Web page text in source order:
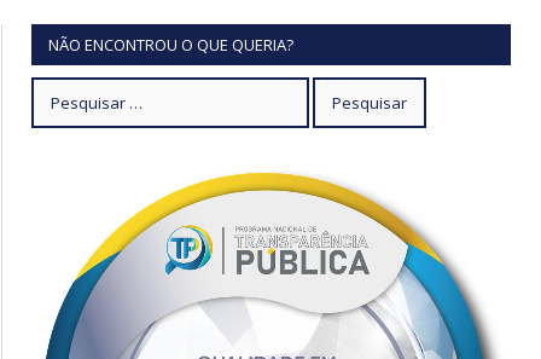
NÃO ENCONTROU O QUE QUERIA?